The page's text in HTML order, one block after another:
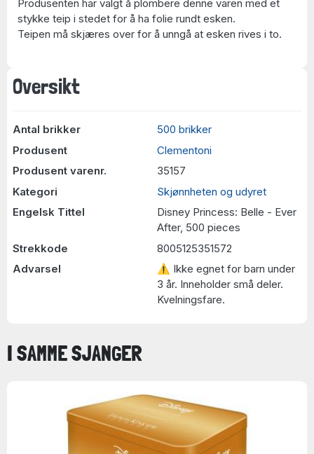
Oversikt
Antal brikker
500 brikker
Produsent
Clementoni
Produsent varenr.
35157
Kategori
Skjønnheten og udyret
Engelsk Tittel
Disney Princess: Belle - Ever
After, 500 pieces
Strekkode
8005125351572
Advarsel
⚠ Ikke egnet for barn under
3 år. Inneholder små deler.
Kvelningsfare.
Produsenten har valgt å plombere denne varen med et
stykke teip i stedet for å ha folie rundt esken.
Teipen må skjæres over for å unngå at esken rives i to.
I SAMME SJANGER